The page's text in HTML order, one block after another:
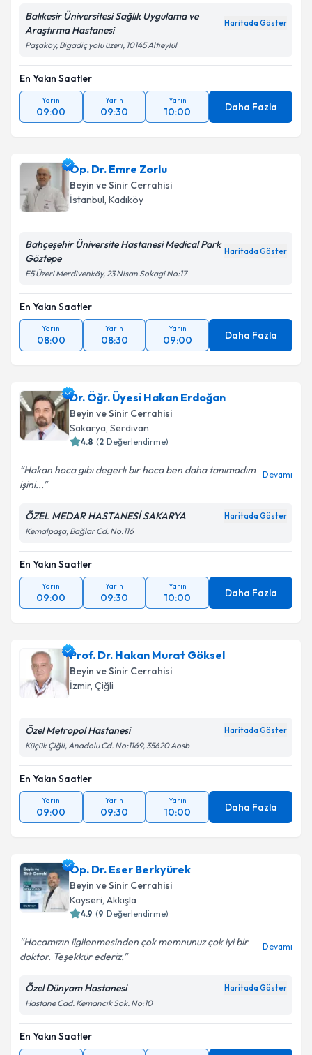
Balıkesir Üniversitesi Sağlık Uygulama ve
Araştırma Hastanesi
Haritada Göster
Paşaköy, Bigadiç yolu üzeri, 10145 Altıeylül
En Yakın Saatler
Yarın
09:00
Yarın
09:30
Yarın
10:00 Daha Fazla
Op. Dr. Emre Zorlu
Beyin ve Sinir Cerrahisi
İstanbul, Kadıköy
Bahçeşehir Üniversite Hastanesi Medical Park
Göztepe
Haritada Göster
E5 Üzeri Merdivenköy, 23 Nisan Sokagi No:17
En Yakın Saatler
Yarın
08:00
Yarın
08:30
Yarın
09:00 Daha Fazla
Dr. Öğr. Üyesi Hakan Erdoğan
Beyin ve Sinir Cerrahisi
Sakarya, Serdivan
4.8 (2 Değerlendirme)
Hakan hoca gıbı degerlı bır hoca ben daha tanımadım
işini...
Devamı
ÖZEL MEDAR HASTANESİ SAKARYA Haritada Göster
Kemalpaşa, Bağlar Cd. No:116
En Yakın Saatler
Yarın
09:00
Yarın
09:30
Yarın
10:00 Daha Fazla
Prof. Dr. Hakan Murat Göksel
Beyin ve Sinir Cerrahisi
İzmir, Çiğli
Özel Metropol Hastanesi Haritada Göster
Küçük Çiğli, Anadolu Cd. No:1169, 35620 Aosb
En Yakın Saatler
Yarın
09:00
Yarın
09:30
Yarın
10:00 Daha Fazla
Op. Dr. Eser Berkyürek
Beyin ve Sinir Cerrahisi
Kayseri, Akkışla
4.9 (9 Değerlendirme)
Hocamızın ilgilenmesinden çok memnunuz çok iyi bir
doktor. Teşekkür ederiz.
Devamı
Özel Dünyam Hastanesi Haritada Göster
Hastane Cad. Kemancık Sok. No:10
En Yakın Saatler